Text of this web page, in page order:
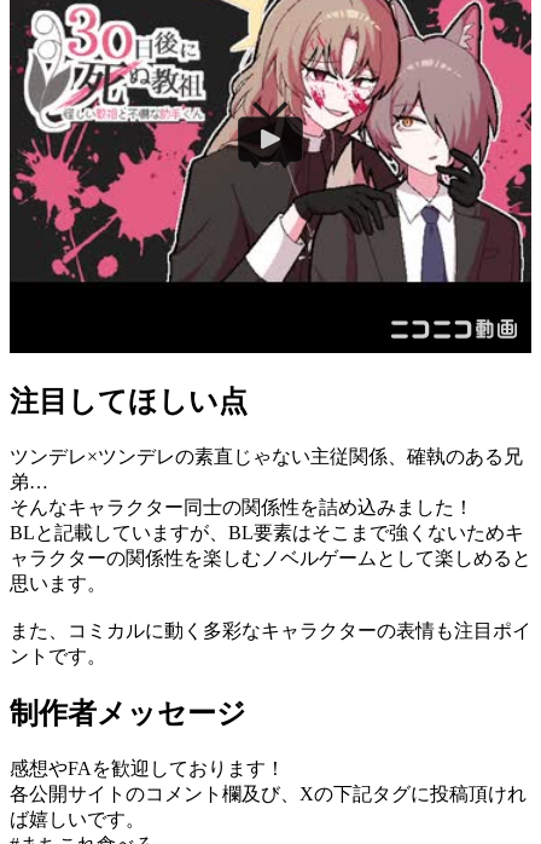
注目してほしい点
ツンデレ×ツンデレの素直じゃない主従関係、確執のある兄
弟…
そんなキャラクター同士の関係性を詰め込みました！
BLと記載していますが、BL要素はそこまで強くないためキ
ャラクターの関係性を楽しむノベルゲームとして楽しめると
思います。
また、コミカルに動く多彩なキャラクターの表情も注目ポイ
ントです。
制作者メッセージ
感想やFAを歓迎しております！
各公開サイトのコメント欄及び、Xの下記タグに投稿頂けれ
ば嬉しいです。